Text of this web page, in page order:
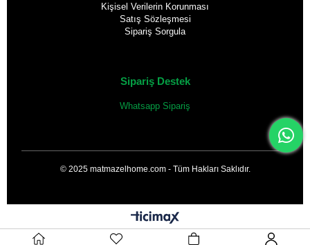
Kişisel Verilerin Korunması
Satış Sözleşmesi
Sipariş Sorgula
Sipariş Destek
Whatsapp Sipariş
© 2025 matmazelhome.com - Tüm Hakları Saklıdır.